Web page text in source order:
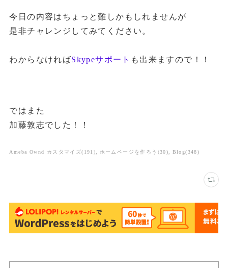
今日の内容はちょっと難しかもしれませんが
是非チャレンジしてみてください。
わからなければSkypeサポート も出来ますので！！
ではまた
加藤敦志でした！！
Ameba Ownd カスタマイズ( 191 ) ホームページを作ろう (30) Blog(348)